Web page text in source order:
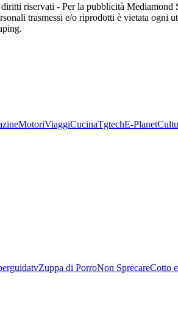
riservati - Per la pubblicità Mediamond
trasmessi e/o riprodotti è vietata ogni
MotoriViaggiCucinaTgtechE-Planet
Zuppa di PorroNon SprecareCotto